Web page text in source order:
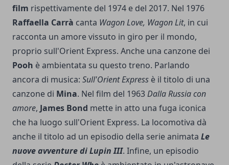
film rispettivamente del 1974 e del 2017. Nel 1976
Raffaella Carrà canta Wagon Love, Wagon Lit, in cui
racconta un amore vissuto in giro per il mondo,
proprio sull'Orient Express. Anche una canzone dei
Pooh è ambientata su questo treno. Parlando
ancora di musica: Sull'Orient Express è il titolo di una
canzone di Mina. Nel film del 1963Dalla Russia con
amore, James Bond mette in atto una fuga iconica
che ha luogo sull'Orient Express. La locomotiva dà
anche il titolo ad un episodio della serie animata Le
nuove avventure di Lupin III. Infine, un episodio